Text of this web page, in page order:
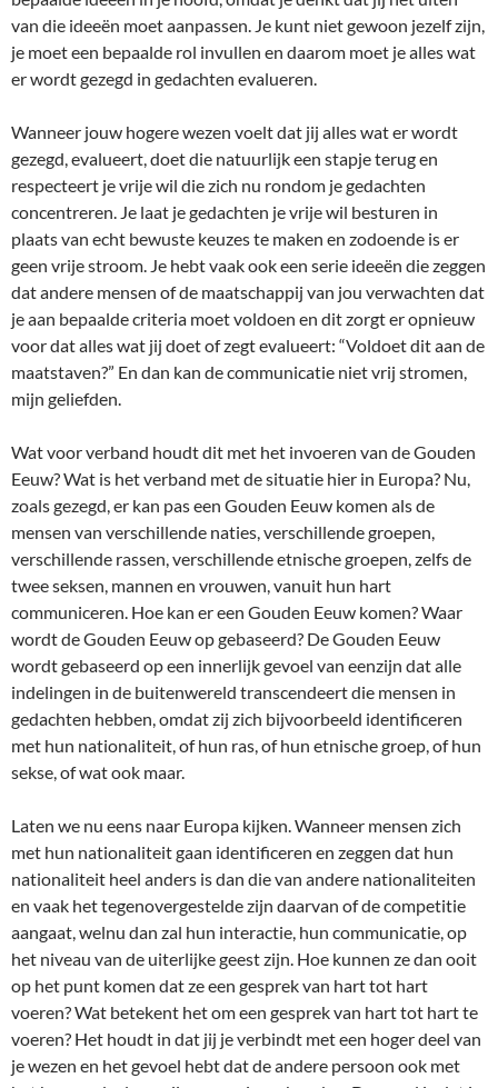
van die ideeën moet aanpassen. Je kunt niet gewoon jezelf zijn,
je moet een bepaalde rol invullen en daarom moet je alles wat
er wordt gezegd in gedachten evalueren.
Wanneer jouw hogere wezen voelt dat jij alles wat er wordt
gezegd, evalueert, doet die natuurlijk een stapje terug en
respecteert je vrije wil die zich nu rondom je gedachten
concentreren. Je laat je gedachten je vrije wil besturen in
plaats van echt bewuste keuzes te maken en zodoende is er
geen vrije stroom. Je hebt vaak ook een serie ideeën die zeggen
dat andere mensen of de maatschappij van jou verwachten dat
je aan bepaalde criteria moet voldoen en dit zorgt er opnieuw
voor dat alles wat jij doet of zegt evalueert: “Voldoet dit aan de
maatstaven?” En dan kan de communicatie niet vrij stromen,
mijn geliefden.
Wat voor verband houdt dit met het invoeren van de Gouden
Eeuw? Wat is het verband met de situatie hier in Europa? Nu,
zoals gezegd, er kan pas een Gouden Eeuw komen als de
mensen van verschillende naties, verschillende groepen,
verschillende rassen, verschillende etnische groepen, zelfs de
twee seksen, mannen en vrouwen, vanuit hun hart
communiceren. Hoe kan er een Gouden Eeuw komen? Waar
wordt de Gouden Eeuw op gebaseerd? De Gouden Eeuw
wordt gebaseerd op een innerlijk gevoel van eenzijn dat alle
indelingen in de buitenwereld transcendeert die mensen in
gedachten hebben, omdat zij zich bijvoorbeeld identificeren
met hun nationaliteit, of hun ras, of hun etnische groep, of hun
sekse, of wat ook maar.
Laten we nu eens naar Europa kijken. Wanneer mensen zich
met hun nationaliteit gaan identificeren en zeggen dat hun
nationaliteit heel anders is dan die van andere nationaliteiten
en vaak het tegenovergestelde zijn daarvan of de competitie
aangaat, welnu dan zal hun interactie, hun communicatie, op
het niveau van de uiterlijke geest zijn. Hoe kunnen ze dan ooit
op het punt komen dat ze een gesprek van hart tot hart
voeren? Wat betekent het om een gesprek van hart tot hart te
voeren? Het houdt in dat jij je verbindt met een hoger deel van
je wezen en het gevoel hebt dat de andere persoon ook met